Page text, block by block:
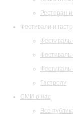
Ресторан
Фестивали и
Фестиваль
Фестиваль
Фестиваль
Гастроли
СМИ о нас
Все